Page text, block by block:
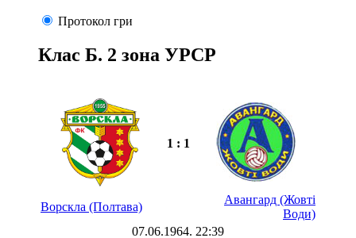
Протокол гри
Клас Б. 2 зона УРСР
1 : 1
Ворскла (Полтава)
Авангард (Жовті
Води)
07.06.1964. 22:39